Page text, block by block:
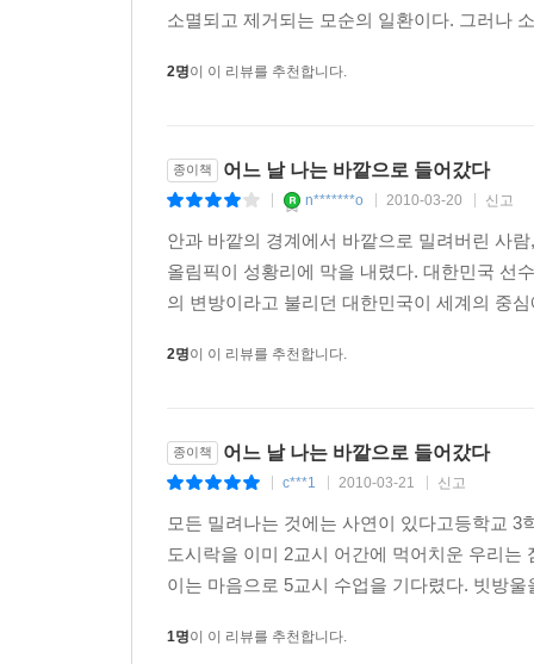
소멸되고 제거되는 모순의 일환이다. 그러나
2명이 이 리뷰를 추천합니다.
종이책 어느 날 나는 바깥으로 들어갔다
n*******o 2010-03-20 신고
안과 바깥의 경계에서 바깥으로 밀려버린 사
올림픽이 성황리에 막을 내렸다. 대한민국 선
의 변방이라고 불리던 대한민국이 세계의 중
2명이 이 리뷰를 추천합니다.
종이책 어느 날 나는 바깥으로 들어갔다
c***1 2010-03-21 신고
모든 밀려나는 것에는 사연이 있다고등학교
도시락을 이미 2교시 어간에 먹어치운 우리
이는 마음으로 5교시 수업을 기다렸다. 빗방
1명이 이 리뷰를 추천합니다.